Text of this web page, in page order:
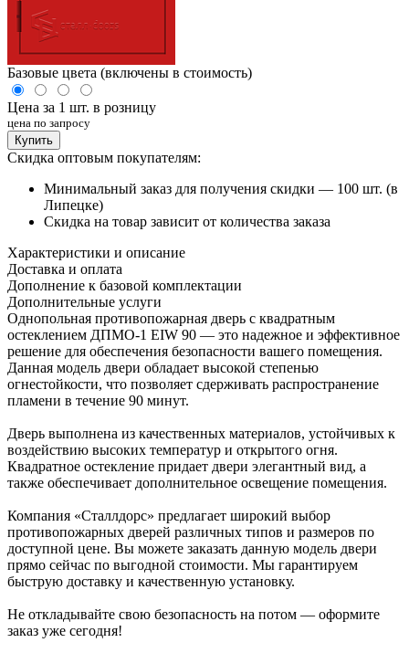
Базовые цвета (включены в стоимость)
Цена за 1 шт. в розницу
цена по запросу
Купить
Скидка оптовым покупателям:
Минимальный заказ для получения скидки — 100 шт. (в
Липецке)
Скидка на товар зависит от количества заказа
Характеристики и описание
Доставка и оплата
Дополнение к базовой комплектации
Дополнительные услуги
Однопольная противопожарная дверь с квадратным
остеклением ДПМО-1 EIW 90 — это надежное и эффективное
решение для обеспечения безопасности вашего помещения.
Данная модель двери обладает высокой степенью
огнестойкости, что позволяет сдерживать распространение
пламени в течение 90 минут.
Дверь выполнена из качественных материалов, устойчивых к
воздействию высоких температур и открытого огня.
Квадратное остекление придает двери элегантный вид, а
также обеспечивает дополнительное освещение помещения.
Компания «Сталлдорс» предлагает широкий выбор
противопожарных дверей различных типов и размеров по
доступной цене. Вы можете заказать данную модель двери
прямо сейчас по выгодной стоимости. Мы гарантируем
быструю доставку и качественную установку.
Не откладывайте свою безопасность на потом — оформите
заказ уже сегодня!